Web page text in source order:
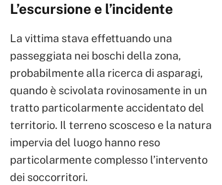
L’escursione e l’incidente
La vittima stava effettuando una
passeggiata nei boschi della zona,
probabilmente alla ricerca di asparagi,
quando è scivolata rovinosamente in un
tratto particolarmente accidentato del
territorio. Il terreno scosceso e la natura
impervia del luogo hanno reso
particolarmente complesso l’intervento
dei soccorritori.